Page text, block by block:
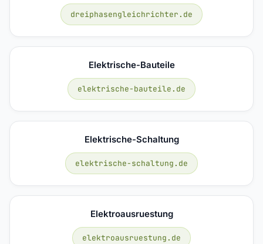
dreiphasengleichrichter.de
Elektrische-Bauteile
elektrische-bauteile.de
Elektrische-Schaltung
elektrische-schaltung.de
Elektroausruestung
elektroausruestung.de